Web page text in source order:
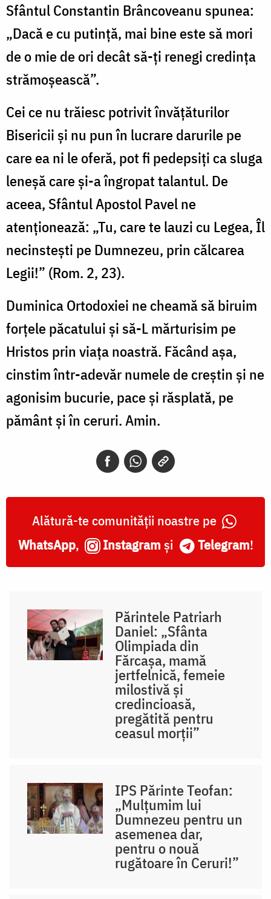
Sfântul Constantin Brâncoveanu spunea:
„Dacă e cu putinţă, mai bine este să mori
de o mie de ori decât să-ţi renegi credinţa
strămoşească”.
Cei ce nu trăiesc potrivit învăţăturilor
Bisericii şi nu pun în lucrare darurile pe
care ea ni le oferă, pot fi pedepsiţi ca sluga
leneşă care şi-a îngropat talantul. De
aceea, Sfântul Apostol Pavel ne
atenţionează: „Tu, care te lauzi cu Legea, Îl
necinsteşti pe Dumnezeu, prin călcarea
Legii!” (Rom. 2, 23).
Duminica Ortodoxiei ne cheamă să biruim
forţele păcatului şi să-L mărturisim pe
Hristos prin viaţa noastră. Făcând aşa,
cinstim într-adevăr numele de creştin şi ne
agonisim bucurie, pace şi răsplată, pe
pământ şi în ceruri. Amin.
Alătură-te comunității noastre pe
WhatsApp, Instagram și Telegram!
Părintele Patriarh
Daniel: „Sfânta
Olimpiada din
Fărcașa, mamă
jertfelnică, femeie
milostivă și
credincioasă,
pregătită pentru
ceasul morții”
IPS Părinte Teofan:
„Mulțumim lui
Dumnezeu pentru un
asemenea dar,
pentru o nouă
rugătoare în Ceruri!”